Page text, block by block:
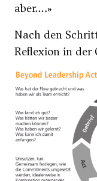
aber….»
Nach den
Reflexion in der